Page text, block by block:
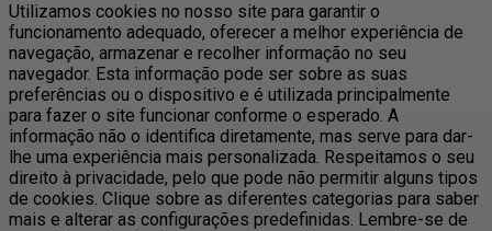
Utilizamos cookies no nosso site para garantir o
funcionamento adequado, oferecer a melhor experiência de
navegação, armazenar e recolher informação no seu
navegador. Esta informação pode ser sobre as suas
preferências ou o dispositivo e é utilizada principalmente
para fazer o site funcionar conforme o esperado. A
informação não o identifica diretamente, mas serve para dar-
lhe uma experiência mais personalizada. Respeitamos o seu
direito à privacidade, pelo que pode não permitir alguns tipos
de cookies. Clique sobre as diferentes categorias para saber
mais e alterar as configurações predefinidas. Lembre-se de